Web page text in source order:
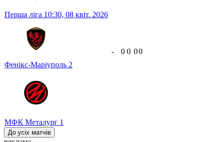
Перша ліга 10:30, 08 квіт. 2026
Фенікс-Маріуполь 2
МФК Металург 1
- 0 0 00
До усіх матчів